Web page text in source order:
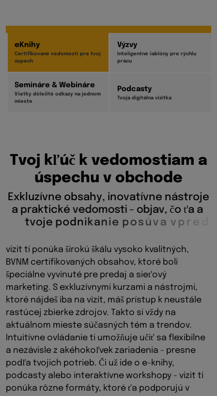
eKnihy
Certifikované vedomosti pre tvoj
úspech
Výzvy
Inteligentné šablóny pre rýchlu
prácu
Semináre & Webináre
Všetky dôležité odkazy na jednom
mieste
Podcasty
Tvoja digitálna vizitka
Tvoj kľúč k ved omostiam a
úspec hu v o bc hod e
Exk uzívne o bsahy, inovatívne nástroje
a praktické vedomosti - objav, čo ťa a
tvoje pod nikanie p osúva v p re d .
vizit ti ponúka širokú škálu vysoko kvalitných,
BVNM certifikovaných obsahov, ktoré boli
špeciálne vyvinuté pre predaj a sieťový
marketing. S exkluzívnymi kurzami a nástrojmi,
ktoré nájdeš iba na vizit, máš prístup k neustále
rastúcej zbierke zdrojov. Takto si vždy na
aktuálnom mieste súčasných tém a trendov.
Intuitívne ovládanie ti umožňuje učiť sa flexibilne
a nezávisle z akéhokoľvek zariadenia - presne
podľa tvojich potrieb. Či už ide o e-knihy,
podcasty alebo interaktívne workshopy - vizit ti
ponúka rôzne formáty, ktoré ťa podporujú v